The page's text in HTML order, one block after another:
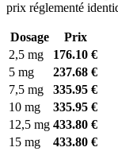
prix réglementé
Dosage
Prix
2,5 mg
176.10 €
5 mg
237.68 €
7,5 mg
335.95 €
10 mg
335.95 €
12,5 mg 433.80 €
15 mg
433.80 €